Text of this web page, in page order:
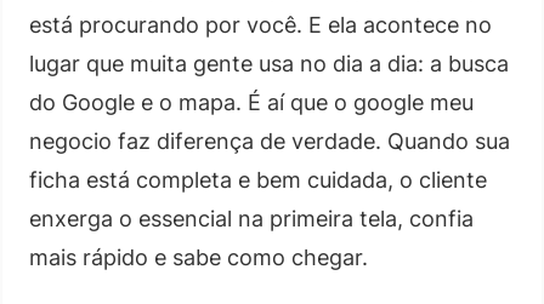
está procurando por você. E ela acontece no
lugar que muita gente usa no dia a dia: a busca
do Google e o mapa. É aí que o google meu
negocio faz diferença de verdade. Quando sua
ficha está completa e bem cuidada, o cliente
enxerga o essencial na primeira tela, confia
mais rápido e sabe como chegar.